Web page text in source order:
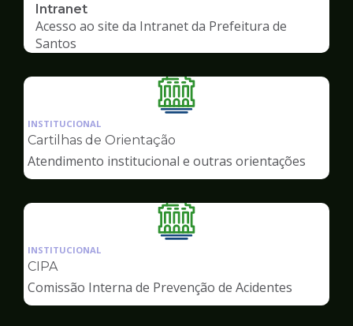
Intranet
Acesso ao site da Intranet da Prefeitura de
Santos
Ilustração
da
de
Servidor
INSTITUCIONAL
Cartilhas de Orientação
Atendimento institucional e outras orientações
Ilustração
da
Servidor
INSTITUCIONAL
CIPA
Comissão Interna de Prevenção de Acidentes